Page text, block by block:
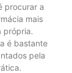
procurar a
mais
própria.
é bastante
pela